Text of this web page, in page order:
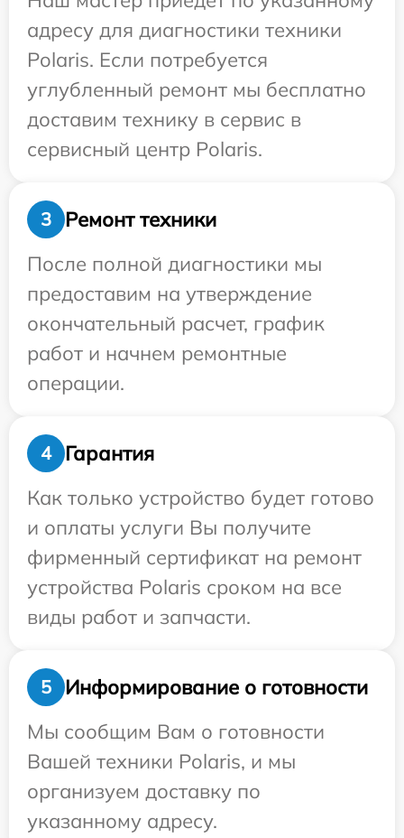
адресу для диагностики техники
Polaris. Если потребуется
углубленный ремонт мы бесплатно
доставим технику в сервис в
сервисный центр Polaris.
3
Ремонт техники
После полной диагностики мы
предоставим на утверждение
окончательный расчет, график
работ и начнем ремонтные
операции.
4
Гарантия
Как только устройство будет готово
и оплаты услуги Вы получите
фирменный сертификат на ремонт
устройства Polaris сроком на все
виды работ и запчасти.
5
Информирование о готовности
Мы сообщим Вам о готовности
Вашей техники Polaris, и мы
организуем доставку по
указанному адресу.